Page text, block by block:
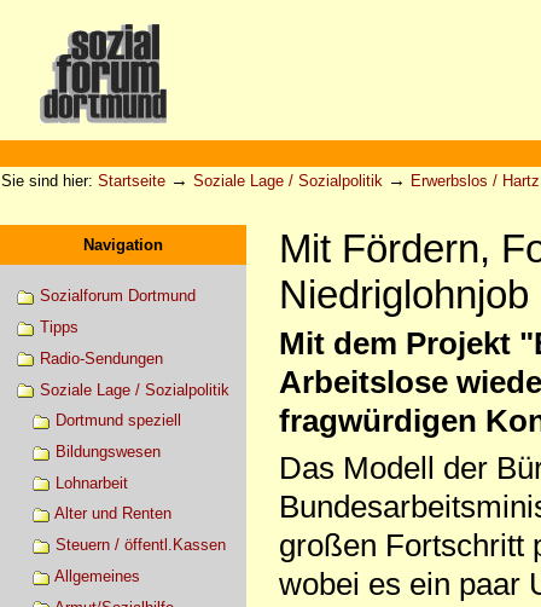
Werkzeuge
Sie sind hier: Startseite → Soziale Lage / Sozialpolitik → Erwerbslos /
Navigation
Sozialforum Dortmund
Tipps
Radio-Sendungen
Soziale Lage / Sozialpolitik
Dortmund speziell
Bildungswesen
Lohnarbeit
Alter und Renten
Steuern / öffentl.Kassen
Allgemeines
Mit Fördern,
Niedriglohnjob
Mit dem Projekt
Arbeitslose
fragwürdigen
Das Modell der
großen Fortschritt
wobei es ein paar